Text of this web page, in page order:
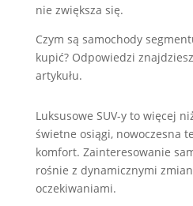
nie zwiększa się.
Czym są samochody
kupić? Odpowiedzi
artykułu.
Luksusowe SUV-y to więcej
świetne osiągi, nowoczesna
komfort. Zainteresowanie
rośnie z dynamicznymi
oczekiwaniami.